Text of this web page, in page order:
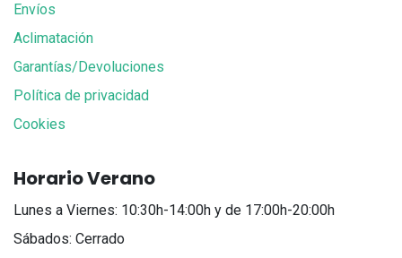
Envíos
Aclimatación
Garantías/Devoluciones
Política de privacidad
Cookies
Horario Verano
Lunes a Viernes: 10:30h-14:00h y de 17:00h-20:00h
Sábados: Cerrado